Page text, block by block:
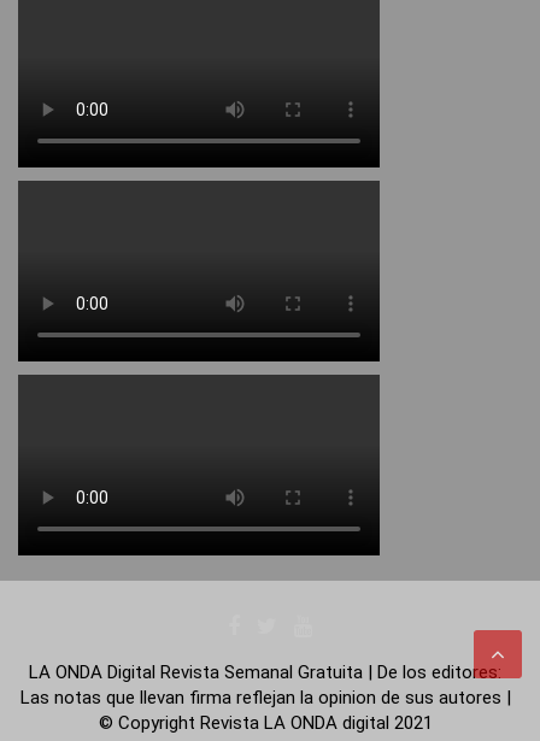
LA ONDA Digital Revista Semanal Gratuita | De los editores:
Las notas que llevan firma reflejan la opinion de sus autores |
© Copyright Revista LA ONDA digital 2021